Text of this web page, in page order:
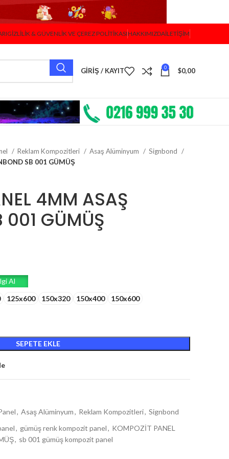
GIZLILIK & GÜVENLIK VE ÇEREZ POLITIKASIHAKKIMIZDAİLETIŞIM
GIRIŞ / KAYIT 0 $0,00
Reklam Kompozitleri Asaş Alüminyum
Signbond
SB 001 GÜMÜŞ
4MM ASAŞ
001 GÜMÜŞ
Al
125x600 150x320 150x400 150x600
SEPETE EKLE
, Asaş Alüminyum, Reklam Kompozitleri, Signbond
, gümüş renk kompozit panel, KOMPOZİT PANEL
, sb 001 gümüş kompozit panel